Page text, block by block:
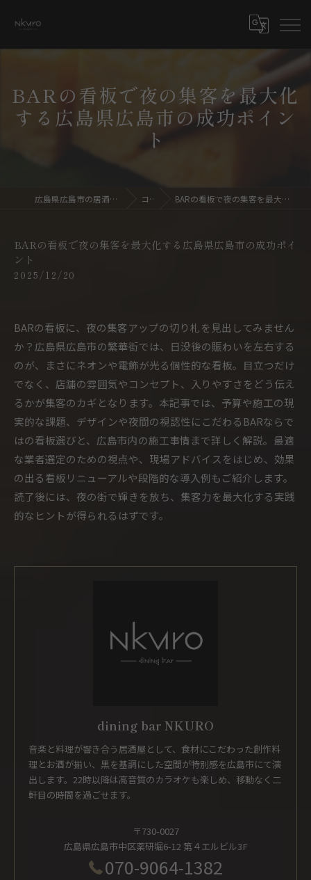
BARの看板で夜の集客を最大化
する広島県広島市の成功ポイン
ト
広島県広島市の居酒屋ならdining bar NKURO コラム BARの看板で夜の集客を最大化する広島県広島市の成功ポイント
BARの看板で夜の集客を最大化する広島県広島市の成功ポイ
ント
2025/12/20
BARの看板に、夜の集客アップの切り札を見出してみません
か？広島県広島市の繁華街では、日没後の賑わいを左右する
のが、まさにネオンや電飾が光る個性的な看板。目立つだけ
でなく、店舗の雰囲気やコンセプト、入りやすさをどう伝え
るかが集客のカギとなります。本記事では、予算や施工の現
実的な課題、デザインや夜間の視認性にこだわるBARならで
はの看板選びと、広島市内の施工事情まで詳しく解説。最適
な業者選定のための視点や、現場アドバイスをはじめ、効果
の出る看板リニューアルや段階的な導入例もご紹介します。
読了後には、夜の街で輝きを放ち、集客力を最大化する実践
的なヒントが得られるはずです。
dining bar NKURO
音楽と料理が響き合う居酒屋として、食材にこだわった創作料
理とお酒が揃い、黒を基調にした空間が特別感を広島市にて演
出します。22時以降は高音質のカラオケも楽しめ、移動なく二
軒目の時間を過ごせます。
〒730-0027
広島県広島市中区薬研堀6-12 第４エルビル3F
070-9064-1382